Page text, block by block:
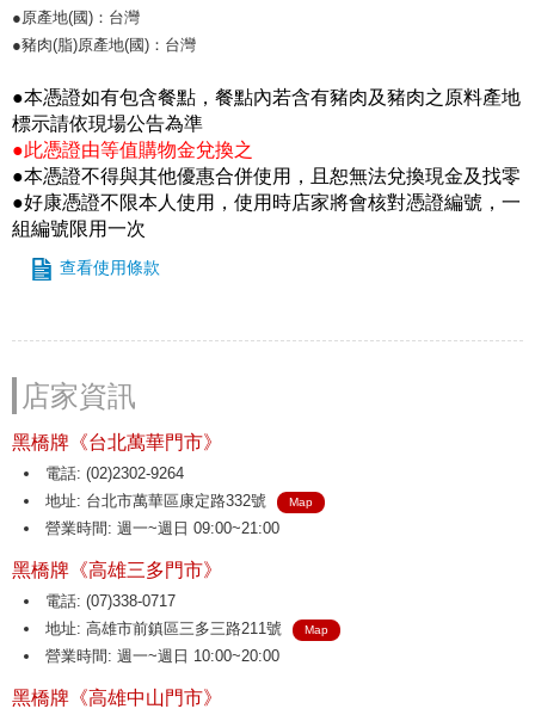
●原產地(國)：台灣
●豬肉(脂)原產地(國)：台灣
●本憑證如有包含餐點，餐點內若含有豬肉及豬肉之原料產地
標示請依現場公告為準
●此憑證由等值購物金兌換之
●本憑證不得與其他優惠合併使用，且恕無法兌換現金及找零
●好康憑證不限本人使用，使用時店家將會核對憑證編號，一
組編號限用一次
查看使用條款
店家資訊
黑橋牌《台北萬華門市》
電話: (02)2302-9264
地址: 台北市萬華區康定路332號
Map
營業時間: 週一~週日 09:00~21:00
黑橋牌《高雄三多門市》
電話: (07)338-0717
地址: 高雄市前鎮區三多三路211號
Map
營業時間: 週一~週日 10:00~20:00
黑橋牌《高雄中山門市》